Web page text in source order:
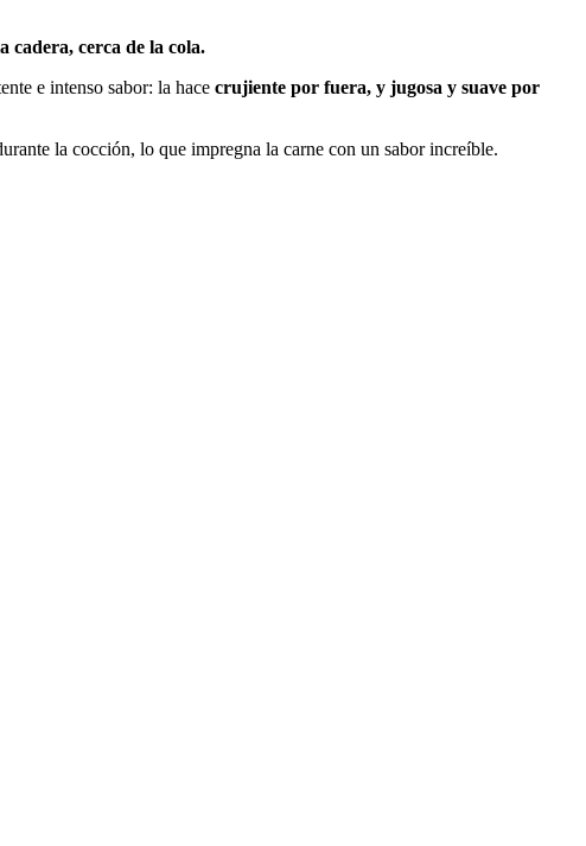
cadera, cerca de la cola.
e intenso sabor: la hace crujiente por fuera, y jugosa y suave por
la cocción, lo que impregna la carne con un sabor increíble.